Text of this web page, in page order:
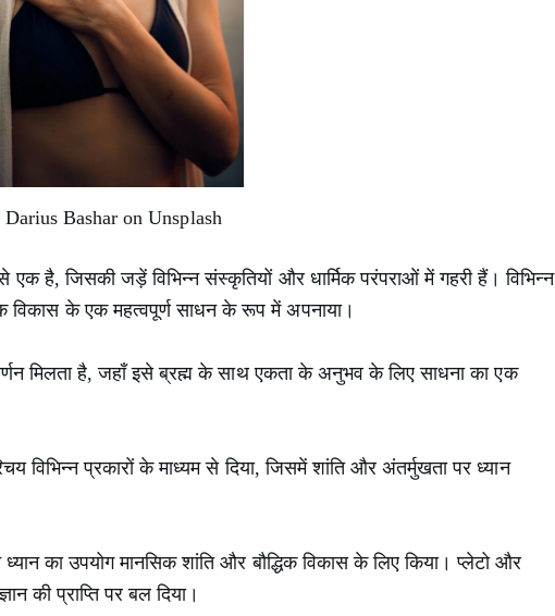
Bashar on Unsplash
एक है, जिसकी जड़ें विभिन्न संस्कृतियों और धार्मिक परंपराओं में गहरी हैं। विभिन्न
विकास के एक महत्वपूर्ण साधन के रूप में अपनाया।
मिलता है, जहाँ इसे ब्रह्म के साथ एकता के अनुभव के लिए साधना का एक
विभिन्न प्रकारों के माध्यम से दिया, जिसमें शांति और अंतर्मुखता पर ध्यान
का उपयोग मानसिक शांति और बौद्धिक विकास के लिए किया। प्लेटो और
की प्राप्ति पर बल दिया।